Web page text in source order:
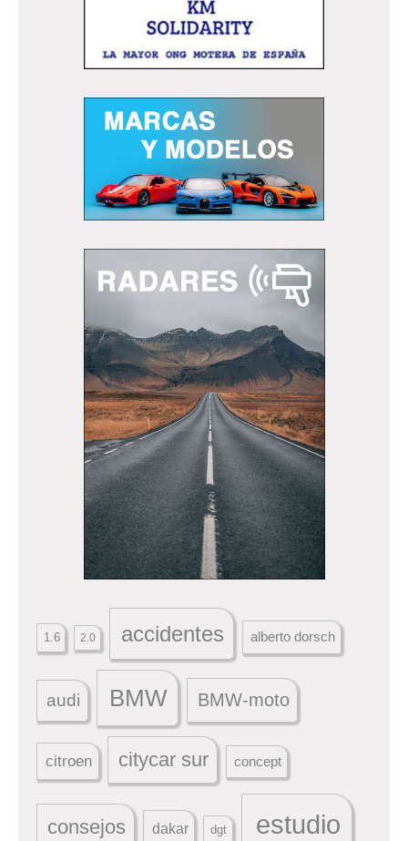
1.6 2.0 accidentes alberto dorsch
audi BMW BMW-moto
citroen citycar sur concept
consejos dakar dgt estudio